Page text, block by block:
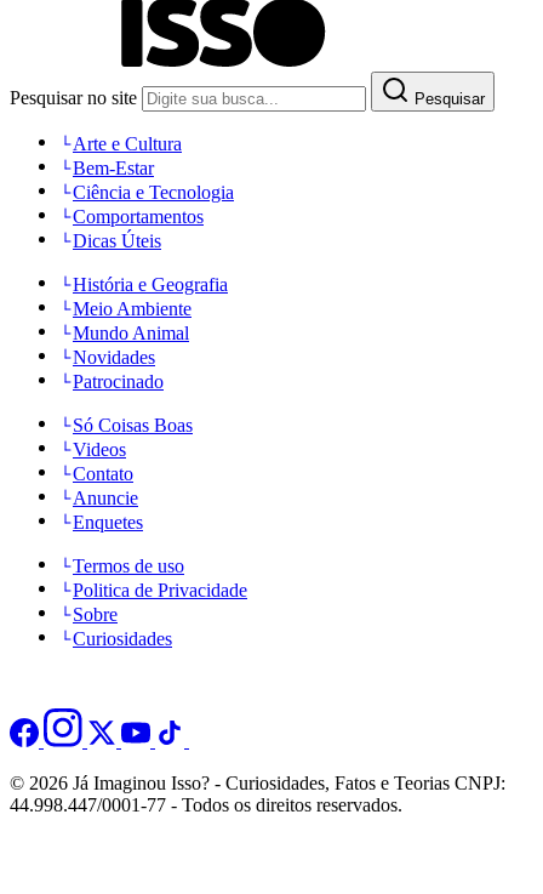
Pesquisar no site Pesquisar
Arte e Cultura
Bem-Estar
Ciência e Tecnologia
Comportamentos
Dicas Úteis
História e Geografia
Meio Ambiente
Mundo Animal
Novidades
Patrocinado
Só Coisas Boas
Videos
Contato
Anuncie
Enquetes
Termos de uso
Politica de Privacidade
Sobre
Curiosidades
© 2026 Já Imaginou Isso? - Curiosidades, Fatos e Teorias CNPJ:
44.998.447/0001-77 - Todos os direitos reservados.